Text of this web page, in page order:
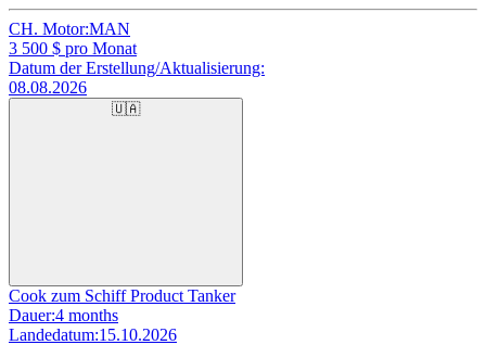
CH. Motor:MAN
3 500 $ pro Monat
Datum der Erstellung/Aktualisierung:
08.08.2026
🇺🇦
Cook zum Schiff Product Tanker
Dauer:4 months
Landedatum:15.10.2026